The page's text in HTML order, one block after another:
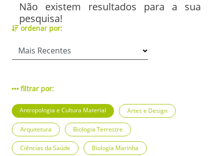
Não existem resultados para a sua
pesquisa!
ordenar por:
filtrar por:
Antropologia e Cultura Material Artes e Design
Arquitetura Biologia Terrestre
Ciências da Saúde Biologia Marinha